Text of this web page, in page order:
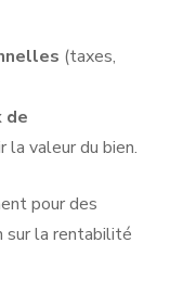
(taxes,
de
valeur du bien.
pour des
sur la rentabilité